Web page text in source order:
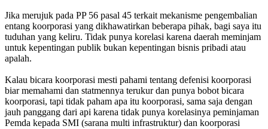
Jika merujuk pada PP 56 pasal 45 terkait mekanisme pengembalian
entang koorporasi yang dikhawatirkan beberapa pihak, bagi saya itu
tuduhan yang keliru. Tidak punya korelasi karena daerah meminjam
untuk kepentingan publik bukan kepentingan bisnis pribadi atau
apalah.
Kalau bicara koorporasi mesti pahami tentang defenisi koorporasi
biar memahami dan statmennya terukur dan punya bobot bicara
koorporasi, tapi tidak paham apa itu koorporasi, sama saja dengan
jauh panggang dari api karena tidak punya korelasinya peminjaman
Pemda kepada SMI (sarana multi infrastruktur) dan koorporasi